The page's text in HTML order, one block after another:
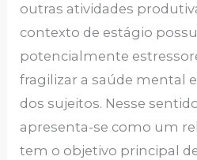
outras atividades
contexto de estágio
potencialmente
fragilizar a saúde mental
dos sujeitos. Nesse
apresenta-se como um
tem o objetivo principal